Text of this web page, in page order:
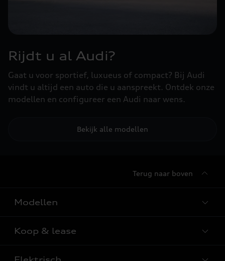
Rijdt u al Audi?
Gaat u voor sportief, luxueus of compact? Bij Audi
vindt u altijd een auto die u aanspreekt. Ontdek onze
modellen en configureer een Audi naar wens.
Bekijk alle modellen
Terug naar boven
Modellen
Alle Modellen
Audi SUV Modellen
Koop & lease